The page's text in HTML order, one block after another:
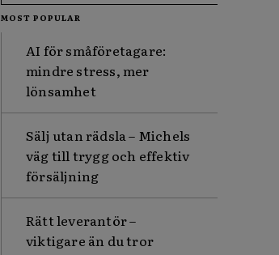
MOST POPULAR
AI för småföretagare:
mindre stress, mer
lönsamhet
Sälj utan rädsla – Michels
väg till trygg och effektiv
försäljning
Rätt leverantör –
viktigare än du tror